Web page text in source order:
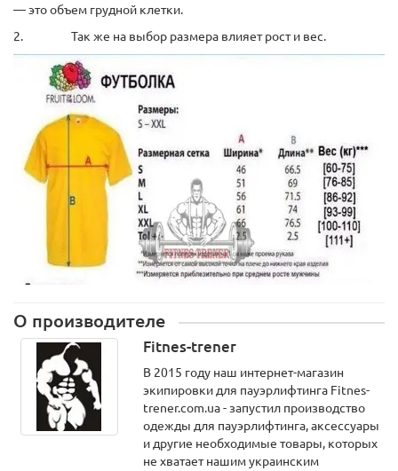
― это объем грудной клетки.
2. Так же на выбор размера влияет рост и вес.
О производителе
Fitnes-trener
В 2015 году наш интернет-магазин
экипировки для пауэрлифтинга Fitnes-
trener.com.ua - запустил производство
одежды для пауэрлифтинга, аксессуары
и другие необходимые товары, которых
не хватает нашим украинским